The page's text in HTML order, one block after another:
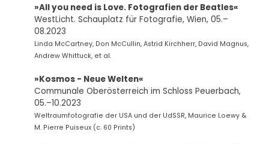
»All you need is Love. Fotografien der Beatles«
WestLicht. Schauplatz für Fotografie, Wien, 05.–
08.2023
Linda McCartney, Don McCullin, Astrid Kirchherr, David Magnus,
Andrew Whittuck, et al.
»Kosmos - Neue Welten«
Communale Oberösterreich im Schloss Peuerbach,
05.–10.2023
Weltraumfotografie der USA und der UdSSR, Maurice Loewy &
M. Pierre Puiseux (c. 60 Prints)